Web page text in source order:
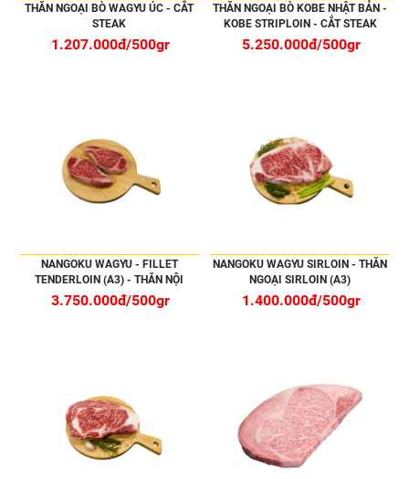
THĂN NGOẠI BÒ WAGYU ÚC - CẮT
STEAK
1.207.000đ/500gr
THĂN NGOẠI BÒ KOBE NHẬT BẢN -
KOBE STRIPLOIN - CẮT STEAK
5.250.000đ/500gr
NANGOKU WAGYU - FILLET
TENDERLOIN (A3) - THĂN NỘI
3.750.000đ/500gr
NANGOKU WAGYU SIRLOIN - THĂN
NGOẠI SIRLOIN (A3)
1.400.000đ/500gr